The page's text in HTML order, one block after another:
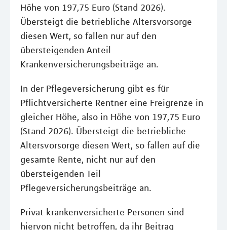
Höhe von 197,75 Euro (Stand 2026).
Übersteigt die betriebliche Altersvorsorge
diesen Wert, so fallen nur auf den
übersteigenden Anteil
Krankenversicherungsbeiträge an.
In der Pflegeversicherung gibt es für
Pflichtversicherte Rentner eine Freigrenze in
gleicher Höhe, also in Höhe von 197,75 Euro
(Stand 2026). Übersteigt die betriebliche
Altersvorsorge diesen Wert, so fallen auf die
gesamte Rente, nicht nur auf den
übersteigenden Teil
Pflegeversicherungsbeiträge an.
Privat krankenversicherte Personen sind
hiervon nicht betroffen, da ihr Beitrag